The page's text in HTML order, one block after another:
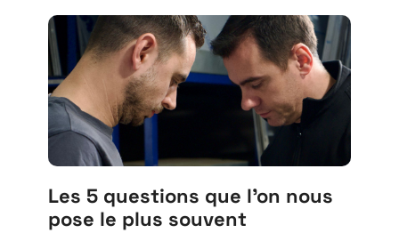
Les 5 questions que l’on nous
pose le plus souvent